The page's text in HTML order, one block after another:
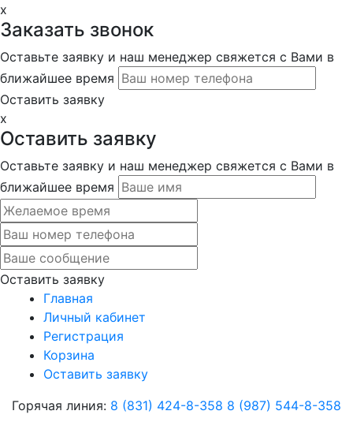
x
Заказать звонок
Оставьте заявку и наш менеджер свяжется с Вами в
ближайшее время
Оставить заявку
x
Оставить заявку
Оставьте заявку и наш менеджер свяжется с Вами в
ближайшее время
Оставить заявку
Главная
Личный кабинет
Регистрация
Корзина
Оставить заявку
Горячая линия: 8 (831) 424-8-358 8 (987) 544-8-358